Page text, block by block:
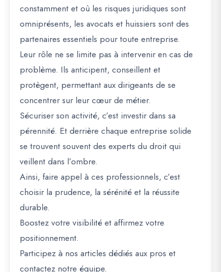
constamment et où les risques juridiques sont
omniprésents, les avocats et huissiers sont des
partenaires essentiels pour toute entreprise.
Leur rôle ne se limite pas à intervenir en cas de
problème. Ils anticipent, conseillent et
protègent, permettant aux dirigeants de se
concentrer sur leur cœur de métier.
Sécuriser son activité, c’est investir dans sa
pérennité. Et derrière chaque entreprise solide
se trouvent souvent des experts du droit qui
veillent dans l’ombre.
Ainsi, faire appel à ces professionnels, c’est
choisir la prudence, la sérénité et la réussite
durable.
Boostez votre visibilité et affirmez votre
positionnement.
Participez à nos articles dédiés aux pros et
contactez notre équipe.